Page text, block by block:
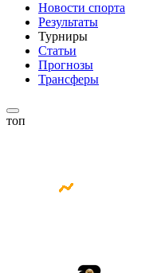
Новости спорта
Результаты
Турниры
Статьи
Прогнозы
Трансферы
топ